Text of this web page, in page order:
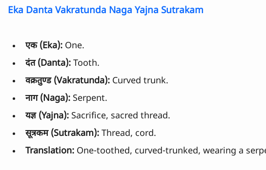
Eka Danta Vakratunda Naga Yajna Sutrakam
एक (Eka): One.
दंत (Danta): Tooth.
वक्रतुण्ड (Vakratunda): Curved trunk.
नाग (Naga): Serpent.
यज्ञ (Yajna): Sacrifice, sacred thread.
सूत्रकम (Sutrakam): Thread, cord.
Translation: One-toothed, curved-trunked, wearing a